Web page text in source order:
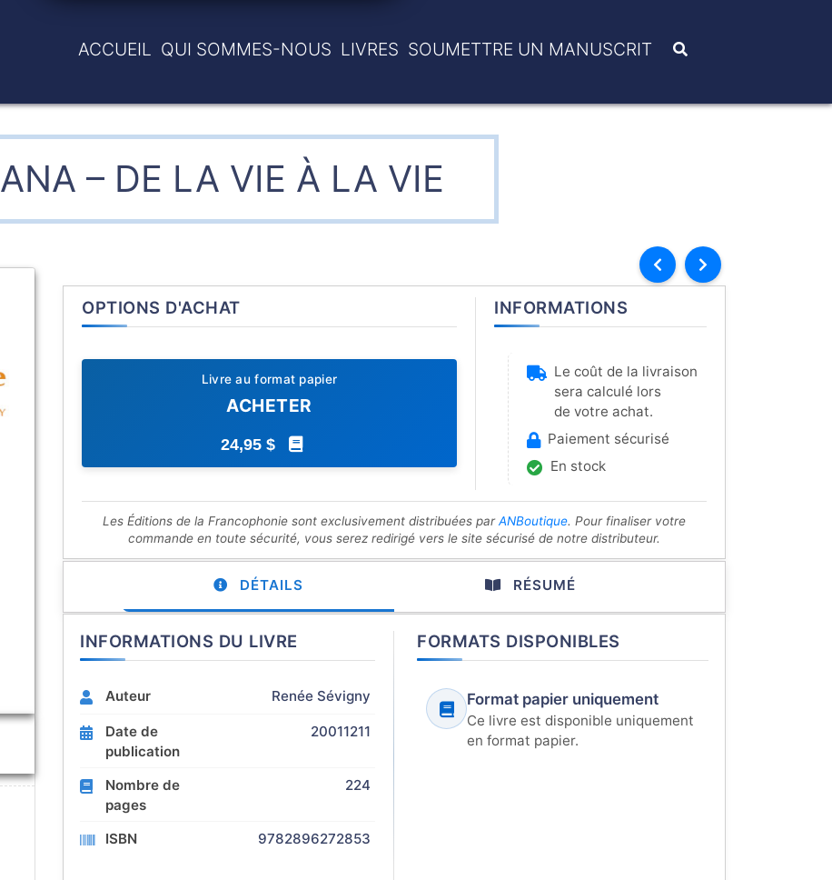
ACCUEIL QUI SOMMES-NOUS LIVRES SOUMETTRE UN MANUSCRIT
ANA – DE LA VIE À LA VIE
OPTIONS D'ACHAT
Livre au format papier
ACHETER
24,95 $
INFORMATIONS
Le coût de la livraison
sera calculé lors
de votre achat.
Paiement sécurisé
En stock
Les Éditions de la Francophonie sont exclusivement distribuées parANBoutique. Pour finaliser votre
commande en toute sécurité, vous serez redirigé vers le site sécurisé de notre distributeur.
DÉTAILS RÉSUMÉ
INFORMATIONS DU LIVRE
Auteur Renée Sévigny
Date de
publication
20011211
Nombre de
pages
224
ISBN 9782896272853
FORMATS DISPONIBLES
Format papier uniquement
Ce livre est disponible uniquement
en format papier.